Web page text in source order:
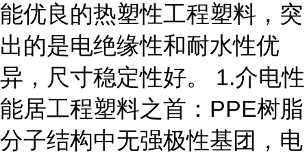
能优良的热塑性工程塑料，突
出的是电绝缘性和耐水性优
异，尺寸稳定性好。 1.介电性
能居工程塑料之首：PPE树脂
分子结构中无强极性基团，电